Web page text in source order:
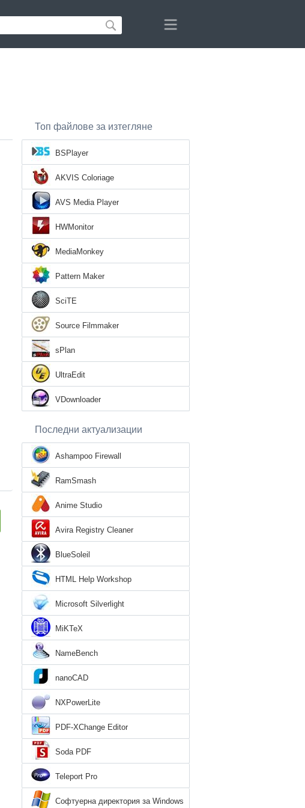
Топ файлове за изтегляне
BSPlayer
AKVIS Coloriage
AVS Media Player
HWMonitor
MediaMonkey
Pattern Maker
SciTE
Source Filmmaker
sPlan
UltraEdit
VDownloader
Последни актуализации
Ashampoo Firewall
RamSmash
Anime Studio
Avira Registry Cleaner
BlueSoleil
HTML Help Workshop
Microsoft Silverlight
MiKTeX
NameBench
nanoCAD
NXPowerLite
PDF-XChange Editor
Soda PDF
Teleport Pro
Софтуерна директория за Windows